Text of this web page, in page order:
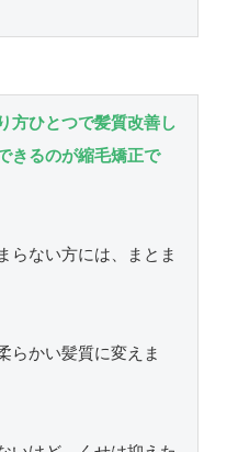
方ひとつで髪質改善し
きるのが縮毛矯正で
らない方には、まとま
らかい髪質に変えま